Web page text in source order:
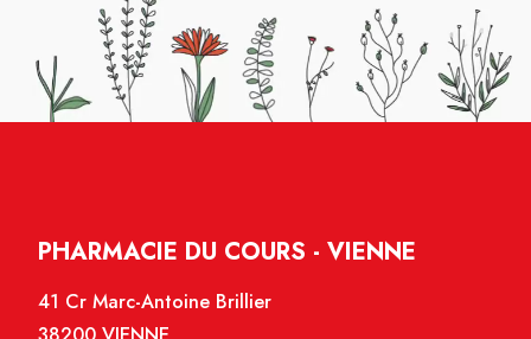
PHARMACIE DU COURS - VIENNE
41 Cr Marc-Antoine Brillier